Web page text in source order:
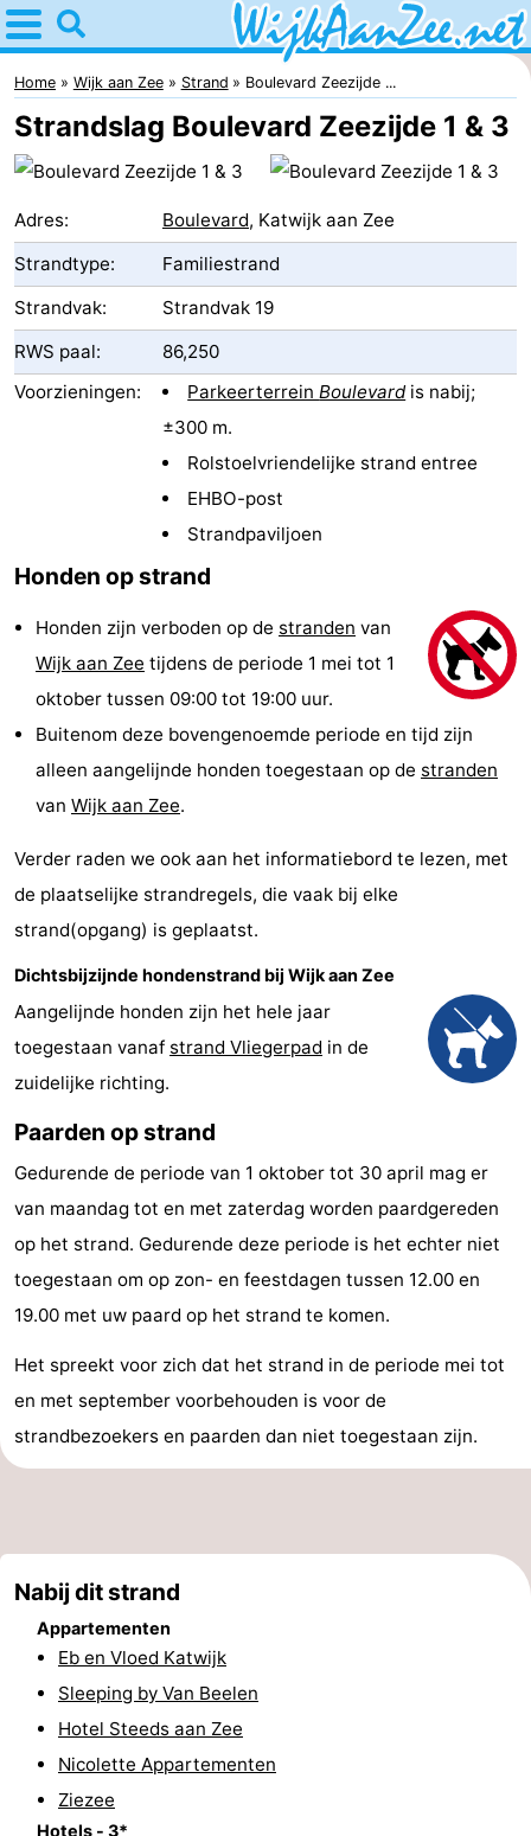
Home
Wijk
aan
Tips
Voor
kinderen
Overnachten
Appartementen
Campings
Hotels
Bezienswaardigheden
Musea
Speeltuinen
-
Binnenspeeltuinen
Wellness
centra
Dorpen
&
Steden
Natuur
Sporten
-
Zwembaden
-
Fietsen
-
Wandelen
-
Golfbanen
Eten
en
Evenementen
Route
Parkeren
Reisboekenwinkel
Nieuws
Home Wijk aan Zee Strand Boulevard Zeezijde ...
Strandslag Boulevard Zeezijde 1 & 3
Adres: Boulevard, Katwijk aan Zee
Strandtype:
Familiestrand
Strandvak:
Strandvak 19
RWS paal:
86,250
Voorzieningen:
ParkeerterreinBoulevardis nabij;
±300 m.
Rolstoelvriendelijke strand entree
EHBO-post
Strandpaviljoen
Honden op strand
Honden zijn verboden op de stranden van
Wijk aan Zee tijdens de periode 1 mei tot 1
oktober tussen 09:00 tot 19:00 uur.
Buitenom deze bovengenoemde periode en tijd zijn
alleen aangelijnde honden toegestaan op de stranden
van Wijk aan Zee.
Verder raden we ook aan het informatiebord te lezen, met
de plaatselijke strandregels, die vaak bij elke
strand(opgang) is geplaatst.
Dichtsbijzijnde hondenstrand bij Wijk aan Zee
Aangelijnde honden zijn het hele jaar
toegestaan vanaf strand Vliegerpad in de
zuidelijke richting.
Paarden op strand
Gedurende de periode van 1 oktober tot 30 april mag er
van maandag tot en met zaterdag worden paardgereden
op het strand. Gedurende deze periode is het echter niet
toegestaan om op zon- en feestdagen tussen 12.00 en
19.00 met uw paard op het strand te komen.
Het spreekt voor zich dat het strand in de periode mei tot
en met september voorbehouden is voor de
strandbezoekers en paarden dan niet toegestaan zijn.
Nabij dit strand
Appartementen
Eb en Vloed Katwijk
Sleeping by Van Beelen
Hotel Steeds aan Zee
Nicolette Appartementen
Ziezee
Hotels - 3*